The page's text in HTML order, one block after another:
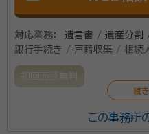
対応業務：
遺言書 / 遺産分割
銀行手続き / 戸籍収集 / 相続
初回面談無料
2011年の開業以来、大阪
この事務所